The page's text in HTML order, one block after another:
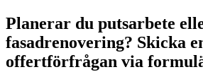
Planerar du putsarbete
fasadrenovering? Skicka
offertförfrågan via